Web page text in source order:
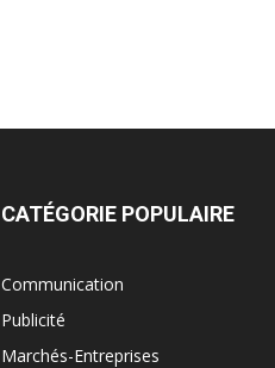
CATÉGORIE POPULAIRE
Communication
Publicité
Marchés-Entreprises